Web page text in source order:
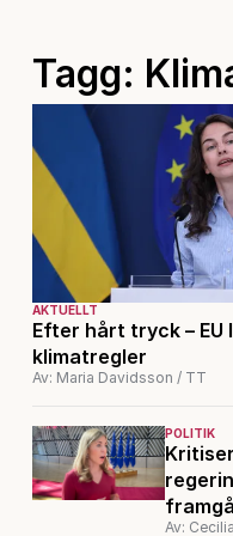
Tagg:
AKTUELLT
Efter hårt tryck – EU
klimatregler
Av: Maria Davidsson / TT
POLITIK
Av: